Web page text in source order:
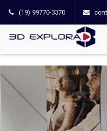
(19) 99770-3370